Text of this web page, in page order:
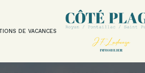
DE VACANCES
Voir les7